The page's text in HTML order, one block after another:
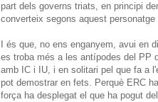
part dels governs triats, en principi
converteix segons aquest personatge
I és que, no ens enganyem, avui en
es troba més a les antípodes del PP
amb IC i IU, i en solitari pel que fa a
pot demostrar en fets. Perquè ERC
força ha desplegat el que ha pogut